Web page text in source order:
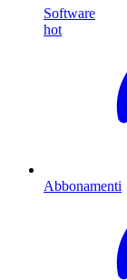
Software
hot
Abbonamenti